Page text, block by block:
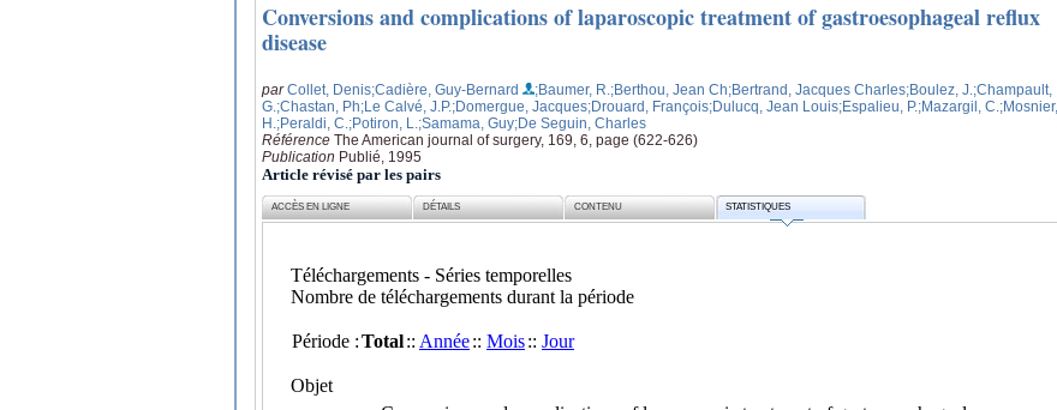
Conversions and complications of laparoscopic treatment of gastroesophageal reflux
disease
parCollet, Denis;Cadière, Guy-Bernard ;Baumer, R. ;Berthou, Jean Ch;Bertrand, Jacques Charles;Boulez, J. ;Champault,
G. ;Chastan, Ph;Le Calvé, J.P.;Domergue, Jacques;Drouard, François;Dulucq, Jean Louis;Espalieu, P.;Mazargil, C. ;Mosnier,
H. ;Peraldi, C. ;Potiron, L. ;Samama, Guy;De Seguin, Charles
Référence The American journal of surgery, 169, 6, page (622-626)
Publication Publié, 1995
Article révisé par les pairs
ACCÈS EN LIGNE DÉTAILS CONTENU STATISTIQUES